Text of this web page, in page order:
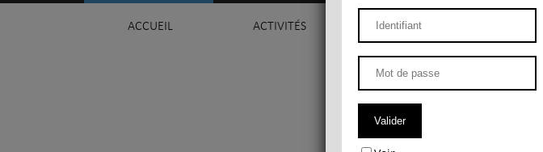
ACCUEIL ACTIVITÉS ENSEIGNEMENT